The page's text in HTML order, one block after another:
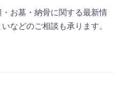
お墓・納骨に関する最新情
などのご相談も承ります。